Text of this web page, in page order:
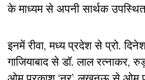
के माध्यम से अपनी सार्थक
इनमें रीवा, मध्य प्रदेश से प्रो.
गाजियाबाद से डॉ. लाल रत्नाकर,